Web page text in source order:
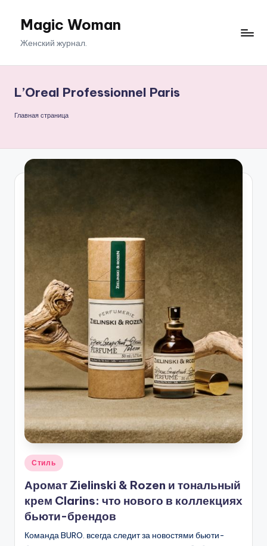
ПерейтиMagic Woman
Женский журнал.
L’Oreal Professionnel Paris
Главная страница
Опубликовано
Стиль
Аромат Zielinski & Rozen и тональный
крем Clarins: что нового в коллекциях
бьюти-брендов
Команда BURO. всегда следит за новостями бьюти-